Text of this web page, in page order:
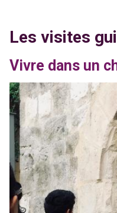
Les visites
Vivre dans un